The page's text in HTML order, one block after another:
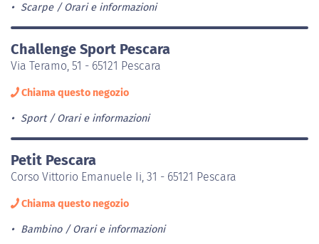
Scarpe Orari e informazioni
Challenge Sport Pescara
Via Teramo, 51 - 65121 Pescara
Chiama questo negozio
Sport Orari e informazioni
Petit Pescara
Corso Vittorio Emanuele Ii, 31 - 65121 Pescara
Chiama questo negozio
Bambino Orari e informazioni